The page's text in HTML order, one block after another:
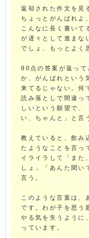
返却された作文を見
ちょっとがんばれよ
こんなに長く書いて
が遅々として進まな
でしょ、もっとよく
90点の答案が返って
か、がんばれという
来てるじゃない。何
読み落としで間違っ
しいという願望で、
い、ちゃんと」と言
教えていると、飲み
たようなことを言っ
イライラして「また
しょ」「あんた聞い
言う。
このような言葉は、
です。わが子を思う
やる気を失うように
っています。